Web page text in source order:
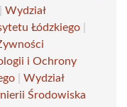
Wydział
Łódzkiego
i Ochrony
Wydział
Środowiska